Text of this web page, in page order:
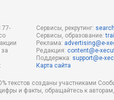
77-
Сервисы, рекрутинг:
Сервисы, образование:
Реклама: advertising@e-
Редакция: content@e-
Поддержка: support@e-
Карта сайта
текстов созданы участниками
и факты, обращайтесь к